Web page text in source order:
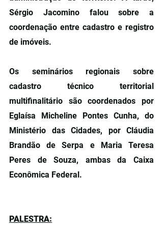
Sérgio Jacomino falou sobre a
coordenação entre cadastro e registro
de imóveis.
Os seminários regionais sobre
cadastro técnico territorial
multifinalitário são coordenados por
Eglaísa Micheline Pontes Cunha, do
Ministério das Cidades, por Cláudia
Brandão de Serpa e Maria Teresa
Peres de Souza, ambas da Caixa
Econômica Federal.
PALESTRA: